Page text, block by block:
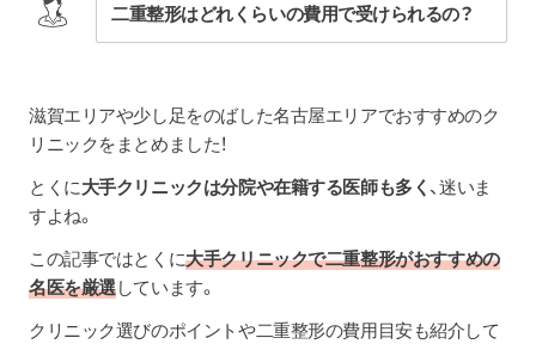
二重整形はどれくらいの費用で受けられるの？
滋賀エリアや少し足をのばした名古屋エリアでおすすめのク
リニックをまとめました！
とくに大手クリニックは分院や在籍する医師も多く 、迷いま
すよね。
この記事ではとくに大手クリニックで二重整形がおすすめの
名医を厳選しています。
クリニック選びのポイントや二重整形の費用目安も紹介して